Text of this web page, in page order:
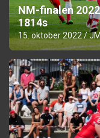
NM-finalen
1814s
15. oktober 2022